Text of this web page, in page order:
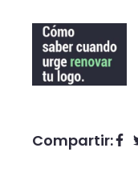
Compartir: